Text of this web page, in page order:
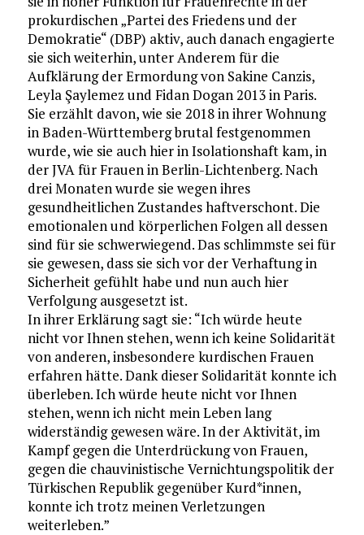
prokurdischen „Partei des Friedens und der
Demokratie“ (DBP) aktiv, auch danach engagierte
sie sich weiterhin, unter Anderem für die
Aufklärung der Ermordung von Sakine Canzis,
Leyla Şaylemez und Fidan Dogan 2013 in Paris.
Sie erzählt davon, wie sie 2018 in ihrer Wohnung
in Baden-Württemberg brutal festgenommen
wurde, wie sie auch hier in Isolationshaft kam, in
der JVA für Frauen in Berlin-Lichtenberg. Nach
drei Monaten wurde sie wegen ihres
gesundheitlichen Zustandes haftverschont. Die
emotionalen und körperlichen Folgen all dessen
sind für sie schwerwiegend. Das schlimmste sei für
sie gewesen, dass sie sich vor der Verhaftung in
Sicherheit gefühlt habe und nun auch hier
Verfolgung ausgesetzt ist.
In ihrer Erklärung sagt sie: “Ich würde heute
nicht vor Ihnen stehen, wenn ich keine Solidarität
von anderen, insbesondere kurdischen Frauen
erfahren hätte. Dank dieser Solidarität konnte ich
überleben. Ich würde heute nicht vor Ihnen
stehen, wenn ich nicht mein Leben lang
widerständig gewesen wäre. In der Aktivität, im
Kampf gegen die Unterdrückung von Frauen,
gegen die chauvinistische Vernichtungspolitik der
Türkischen Republik gegenüber Kurd*innen,
konnte ich trotz meinen Verletzungen
weiterleben.”